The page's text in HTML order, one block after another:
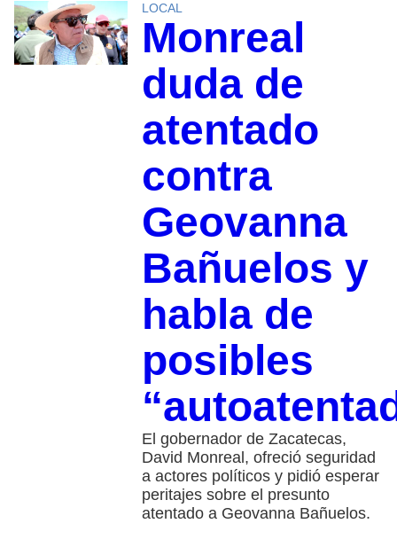
LOCAL
Monreal
duda de
atentado
contra
Geovanna
Bañuelos y
habla de
posibles
El gobernador de Zacatecas,
David Monreal, ofreció seguridad
a actores políticos y pidió esperar
peritajes sobre el presunto
atentado a Geovanna Bañuelos.